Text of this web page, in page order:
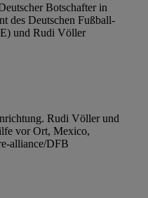
Botschafter in
des Deutschen Fußball-
und Rudi Völler
Rudi Völler und
vor Ort, Mexico,
alliance/DFB